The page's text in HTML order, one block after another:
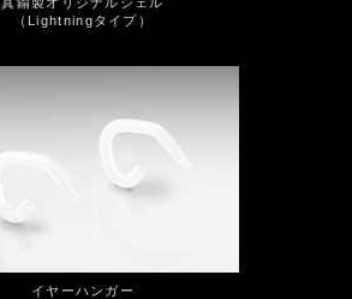
（Lightningタイプ）
イヤーハンガー